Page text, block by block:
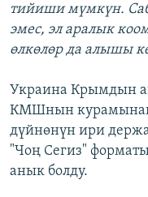
тийиши мүмкүн.
эмес, эл аралык
өлкөлөр да алышы
Украина Крымдын
КМШнын
дүйнөнүн ири
"Чоң Сегиз"
анык болду.